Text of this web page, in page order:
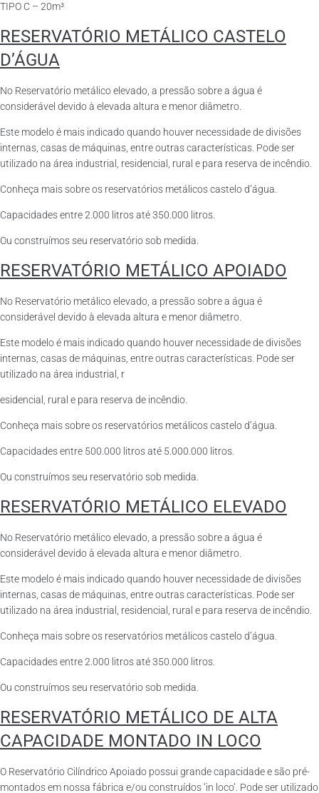
TIPO C – 20m³
RESERVATÓRIO METÁLICO CASTELO
D’ÁGUA
No Reservatório metálico elevado, a pressão sobre a água é
considerável devido à elevada altura e menor diâmetro.
Este modelo é mais indicado quando houver necessidade de divisões
internas, casas de máquinas, entre outras características. Pode ser
utilizado na área industrial, residencial, rural e para reserva de incêndio.
Conheça mais sobre os reservatórios metálicos castelo d’água.
Capacidades entre 2.000 litros até 350.000 litros.
Ou construímos seu reservatório sob medida.
RESERVATÓRIO METÁLICO APOIADO
No Reservatório metálico elevado, a pressão sobre a água é
considerável devido à elevada altura e menor diâmetro.
Este modelo é mais indicado quando houver necessidade de divisões
internas, casas de máquinas, entre outras características. Pode ser
utilizado na área industrial, r
esidencial, rural e para reserva de incêndio.
Conheça mais sobre os reservatórios metálicos castelo d’água.
Capacidades entre 500.000 litros até 5.000.000 litros.
Ou construímos seu reservatório sob medida.
RESERVATÓRIO METÁLICO ELEVADO
No Reservatório metálico elevado, a pressão sobre a água é
considerável devido à elevada altura e menor diâmetro.
Este modelo é mais indicado quando houver necessidade de divisões
internas, casas de máquinas, entre outras características. Pode ser
utilizado na área industrial, residencial, rural e para reserva de incêndio.
Conheça mais sobre os reservatórios metálicos castelo d’água.
Capacidades entre 2.000 litros até 350.000 litros.
Ou construímos seu reservatório sob medida.
RESERVATÓRIO METÁLICO DE ALTA
CAPACIDADE MONTADO IN LOCO
O Reservatório Cilíndrico Apoiado possui grande capacidade e são pré-
montados em nossa fábrica e/ou construídos ‘in loco’. Pode ser utilizado